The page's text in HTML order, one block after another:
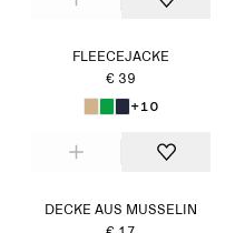
FLEECEJACKE
€ 39
+10
DECKE AUS MUSSELIN